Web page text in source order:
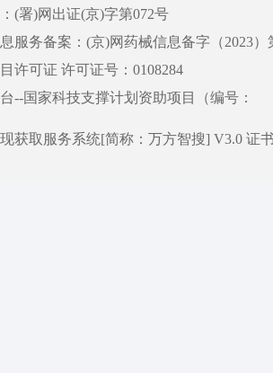
(署)网出证(京)字第072号
服务备案：(京)网药械信息备字（2023）
许可证 许可证号：0108284
--国家科技支撑计划资助项目（编号：
获取服务系统[简称：万方智搜] V3.0 证